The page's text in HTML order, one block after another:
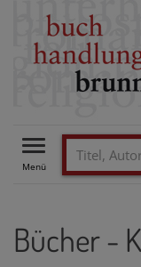
Toggle
navigation
Bücher -